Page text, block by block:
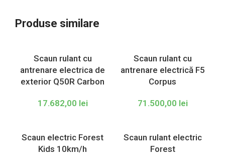
Produse similare
Scaun rulant cu
antrenare electrica de
exterior Q50R Carbon
17.682,00 lei
Scaun rulant cu
antrenare electrică F5
Corpus
71.500,00 lei
Scaun electric Forest
Kids 10km/h
Scaun rulant electric
Forest